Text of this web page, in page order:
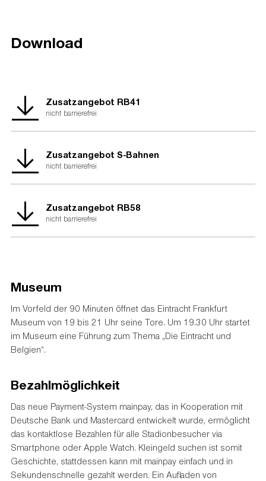
Download
Zusatzangebot RB41
nicht barrierefrei
Zusatzangebot S-Bahnen
nicht barrierefrei
Zusatzangebot RB58
nicht barrierefrei
Museum
Im Vorfeld der 90 Minuten öffnet das Eintracht Frankfurt
Museum von 19 bis 21 Uhr seine Tore. Um 19.30 Uhr startet
im Museum eine Führung zum Thema „Die Eintracht und
Belgien“.
Bezahlmöglichkeit
Das neue Payment-System mainpay, das in Kooperation mit
Deutsche Bank und Mastercard entwickelt wurde, ermöglicht
das kontaktlose Bezahlen für alle Stadionbesucher via
Smartphone oder Apple Watch. Kleingeld suchen ist somit
Geschichte, stattdessen kann mit mainpay einfach und in
Sekundenschnelle gezahlt werden. Ein Aufladen von